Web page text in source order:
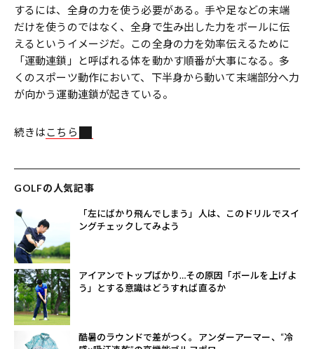
するには、全身の力を使う必要がある。手や足などの末端
だけを使うのではなく、全身で生み出した力をボールに伝
えるというイメージだ。この全身の力を効率伝えるために
「運動連鎖」と呼ばれる体を動かす順番が大事になる。多
くのスポーツ動作において、下半身から動いて末端部分へ力
が向かう運動連鎖が起きている。
続きはこちら
GOLFの人気記事
「左にばかり飛んでしまう」人は、このドリルでスイ
ングチェックしてみよう
アイアンでトップばかり…その原因「ボールを上げよ
う」とする意識はどうすれば直るか
酷暑のラウンドで差がつく。アンダーアーマー、“冷